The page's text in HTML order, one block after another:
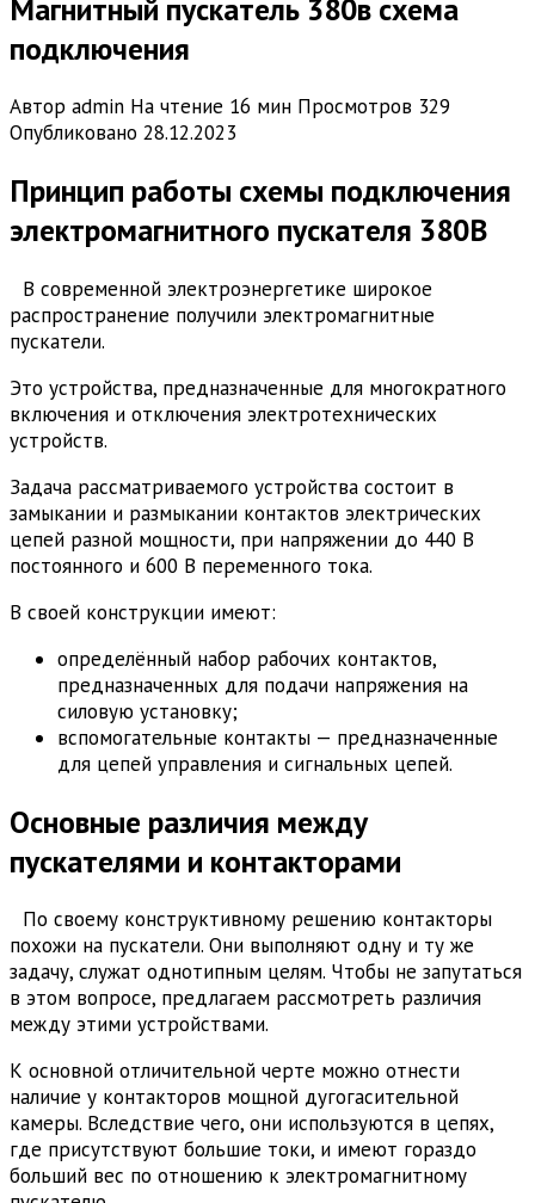
Магнитный пускатель 380в схема
подключения
Автор admin На чтение 16 мин Просмотров 329
Опубликовано 28.12.2023
Принцип работы схемы подключения
электромагнитного пускателя 380В
В современной электроэнергетике широкое
распространение получили электромагнитные
пускатели.
Это устройства, предназначенные для многократного
включения и отключения электротехнических
устройств.
Задача рассматриваемого устройства состоит в
замыкании и размыкании контактов электрических
цепей разной мощности, при напряжении до 440 В
постоянного и 600 В переменного тока.
В своей конструкции имеют:
определённый набор рабочих контактов,
предназначенных для подачи напряжения на
силовую установку;
вспомогательные контакты — предназначенные
для цепей управления и сигнальных цепей.
Основные различия между
пускателями и контакторами
По своему конструктивному решению контакторы
похожи на пускатели. Они выполняют одну и ту же
задачу, служат однотипным целям. Чтобы не запутаться
в этом вопросе, предлагаем рассмотреть различия
между этими устройствами.
К основной отличительной черте можно отнести
наличие у контакторов мощной дугогасительной
камеры. Вследствие чего, они используются в цепях,
где присутствуют большие токи, и имеют гораздо
больший вес по отношению к электромагнитному